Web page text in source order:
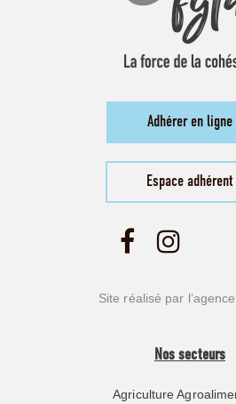
Adhérer en ligne
Espace adhérent
Site réalisé par l’agence
Nos secteurs
Agriculture